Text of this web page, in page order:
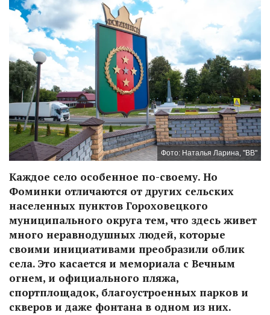
Фото: Наталья Ларина, "ВВ"
Каждое село особенное по-своему. Но
Фоминки отличаются от других сельских
населенных пунктов Гороховецкого
муниципального округа тем, что здесь живет
много неравнодушных людей, которые
своими инициативами преобразили облик
села. Это касается и мемориала с Вечным
огнем, и официального пляжа,
спортплощадок, благоустроенных парков и
скверов и даже фонтана в одном из них.